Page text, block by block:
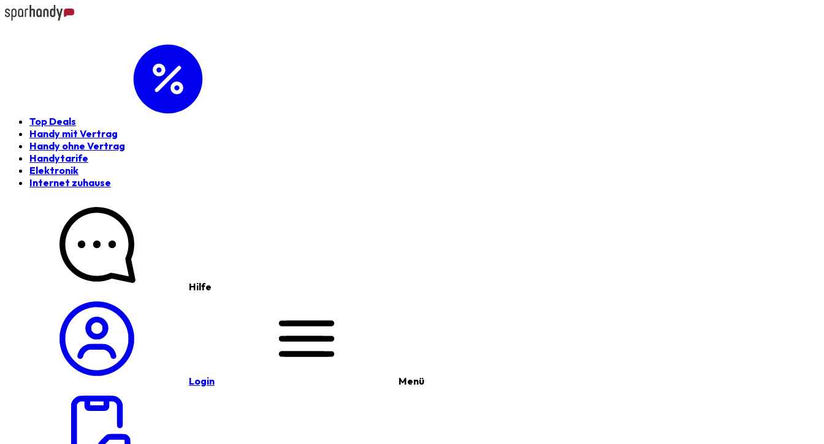
Top Deals
Handy mit Vertrag
Handy ohne Vertrag
Handytarife
Elektronik
Internet zuhause
Hilfe
Login Menü